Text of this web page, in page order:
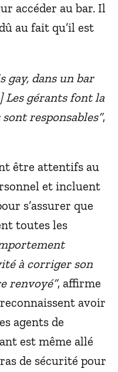
accéder au bar. Il
au fait qu’il est
gay, dans un bar
Les gérants font la
responsables”,
être attentifs au
et incluent
s’assurer que
toutes les
à corriger son
renvoyé”, affirme
avoir
agents de
est même allé
de sécurité pour